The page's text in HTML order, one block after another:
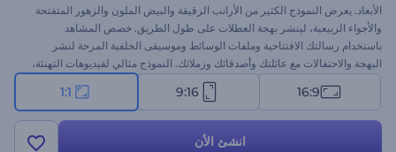
الأبعاد. يعرض النموذج الكثير من الأرانب الرقيقة والبيض الملون والزهور المتفتحة
والأجواء الربيعية، لينشر بهجة العطلات على طول الطريق. خصص المشاهد
باستخدام رسالتك الافتتاحية وملفات الوسائط وموسيقى الخلفية المرحة لنشر
البهجة والاحتفالات مع عائلتك وأصدقائك وزملائك. النموذج مثالي لفيديوهات التهنئة،
وإعلانات عروض شم النسيم، ودعوات المناسبات، ومنشورات وسائل التواصل
الاجتماعي، وغيرها. ابدأ الآن!
16:9
9:16
1:1
انشئ الأن